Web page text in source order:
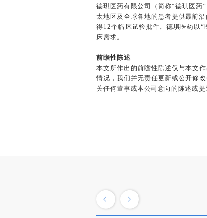
德琪医药有限公司（简称“德琪医药
太地区及全球各地的患者提供最前
得12个临床试验批件。德琪医药以
床需求。
前瞻性陈述
本文所作出的前瞻性陈述仅与本文
情况，我们并无责任更新或公开修
关任何董事或本公司意向的陈述或